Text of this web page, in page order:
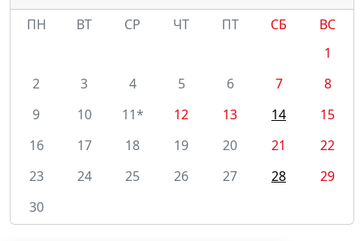
ПН
ВТ СР ЧТ ПТ СБ
ВС
1
2
3 4 5 6 7
8
9
10 11* 12 13 14
15
16
17 18 19 20 21
22
23
24 25 26 27 28
29
30